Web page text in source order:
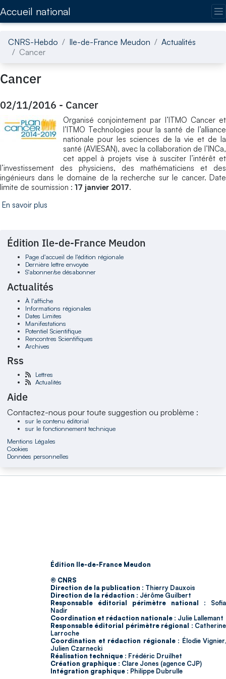
Accueil national
CNRS-Hebdo Ile-de-France Meudon
Actualités
Cancer
Cancer
02/11/2016 - Cancer
Organisé conjointement par l’ITMO Cancer et
l’ITMO Technologies pour la santé de l’alliance
nationale pour les sciences de la vie et de la
santé (AVIESAN), avec la collaboration de l’INCa,
cet appel à projets vise à susciter l’intérêt et
l’investissement des physiciens, des mathématiciens et des
ingénieurs dans le domaine de la recherche sur le cancer. Date
limite de soumission : 17 janvier 2017.
En savoir plus
Édition Ile-de-France Meudon
Page d'accueil de l'édition régionale
Dernière lettre envoyée
S'abonner/se désabonner
Actualités
À l'affiche
Informations régionales
Dates Limites
Manifestations
Potentiel Scientifique
Rencontres Scientifiques
Archives
Rss
Lettres
Actualités
Aide
Contactez-nous pour toute suggestion ou problème :
sur le contenu éditorial
sur le fonctionnement technique
Mentions Légales
Cookies
Données personnelles
Édition Ile-de-France Meudon
© CNRS
Direction de la publication : Thierry Dauxois
Direction de la rédaction : Jérôme Guilbert
Responsable éditorial périmètre national : Sofia
Nadir
Coordination et rédaction nationale : Julie Lallemant
Responsable éditorial périmètre régional : Catherine
Larroche
Coordination et rédaction régionale : Élodie Vignier,
Julien Czarnecki
Réalisation technique : Frédéric Druilhet
Création graphique : Clare Jones (agence CJP)
Intégration graphique : Philippe Dubrulle